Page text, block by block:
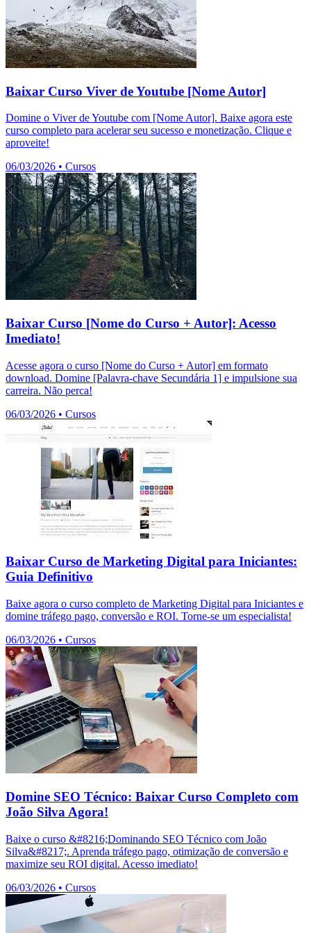
Baixar Curso Viver de Youtube [Nome Autor]
Domine o Viver de Youtube com [Nome Autor]. Baixe agora este
curso completo para acelerar seu sucesso e monetização. Clique e
aproveite!
06/03/2026 • Cursos
Baixar Curso [Nome do Curso + Autor]: Acesso
Imediato!
Acesse agora o curso [Nome do Curso + Autor] em formato
download. Domine [Palavra-chave Secundária 1] e impulsione sua
carreira. Não perca!
06/03/2026 • Cursos
Baixar Curso de Marketing Digital para Iniciantes:
Guia Definitivo
Baixe agora o curso completo de Marketing Digital para Iniciantes e
domine tráfego pago, conversão e ROI. Torne-se um especialista!
06/03/2026 • Cursos
Domine SEO Técnico: Baixar Curso Completo com
João Silva Agora!
Baixe o curso &#8216;Dominando SEO Técnico com João
Silva&#8217;. Aprenda tráfego pago, otimização de conversão e
maximize seu ROI digital. Acesso imediato!
06/03/2026 • Cursos